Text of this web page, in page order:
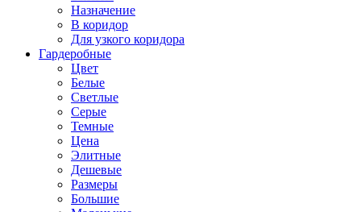
Назначение
В коридор
Для узкого коридора
Гардеробные
Цвет
Белые
Светлые
Серые
Темные
Цена
Элитные
Дешевые
Размеры
Большие